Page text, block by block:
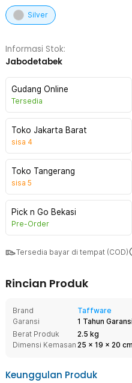
Silver
Informasi Stok:
Jabodetabek
Gudang Online
Tersedia
Toko Jakarta Barat
sisa 4
Toko Tangerang
sisa 5
Pick n Go Bekasi
Pre-Order
Tersedia bayar di tempat (COD)
Rincian Produk
Brand
Taffware
Garansi
1 Tahun
Berat Produk
2.5 kg
Dimensi Kemasan 25 x 19 x 20 cm
Keunggulan Produk